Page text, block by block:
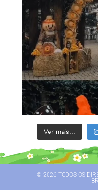
Ver mais...
© 2026 TODOS OS